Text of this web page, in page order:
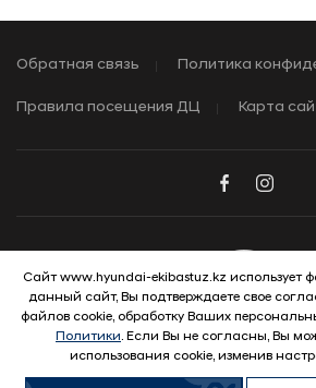
Обратная связь Политика
Правила посещения ДЦ Карта
© 2026 Hyundai Motor
Сайт www.hyundai-ekibastuz.kz использует
данный сайт, Вы подтверждаете свое
файлов cookie, обработку Ваших
Политики. Если Вы не согласны, Вы
использования cookie, изменив